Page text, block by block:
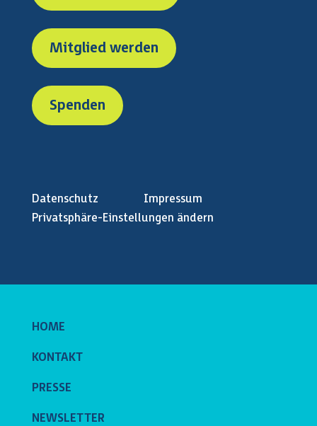
Mitglied werden
Spenden
Datenschutz
Impressum
Privatsphäre-Einstellungen ändern
HOME
KONTAKT
PRESSE
NEWSLETTER